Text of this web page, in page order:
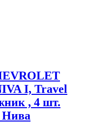
I, Travel
, 4 шт.
Нива